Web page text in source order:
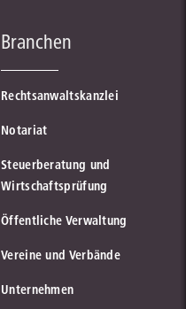
Branchen
Rechtsanwaltskanzlei
Notariat
Steuerberatung und
Wirtschaftsprüfung
Öffentliche Verwaltung
Vereine und Verbände
Unternehmen